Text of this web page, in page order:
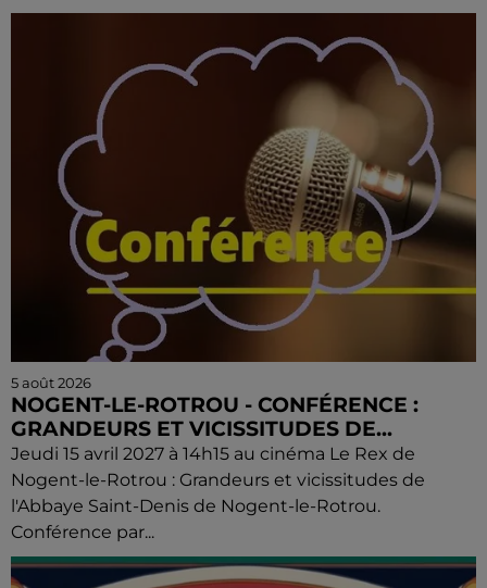
5 août 2026
NOGENT-LE-ROTROU - CONFÉRENCE :
GRANDEURS ET VICISSITUDES DE...
Jeudi 15 avril 2027 à 14h15 au cinéma Le Rex de
Nogent-le-Rotrou : Grandeurs et vicissitudes de
l'Abbaye Saint-Denis de Nogent-le-Rotrou.
Conférence par...